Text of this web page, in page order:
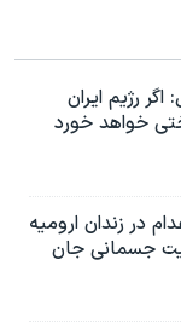
رژیم ایران
خواهد خورد
در زندان ارومیه
جسمانی جان